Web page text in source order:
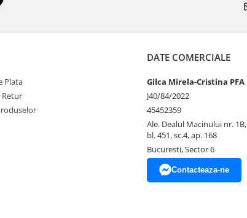
Plata
Retur
DATE COMERCIALE
Gilca Mirela-Cristina PFA
J40/84/2022
45452359
Ale. Dealul Macinului nr. 1B,
bl. 451, sc.4, ap. 168
Bucuresti, Sector 6
Contacteaza-ne